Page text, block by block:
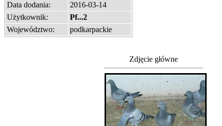
Data dodania:
2016-03-14
Użytkownik:
Pf...2
Województwo:
podkarpackie
Zdjęcie główne